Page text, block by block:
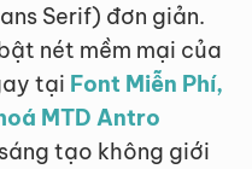
Serif) đơn giản.
nét mềm mại của
tại Font Miễn Phí,
MTD Antro
tạo không giới